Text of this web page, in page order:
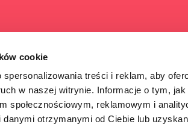
cookie
treści i reklam, aby
w naszej witrynie. Informacje o tym,
społecznościowym, reklamowym i
danymi otrzymanymi od Ciebie lub